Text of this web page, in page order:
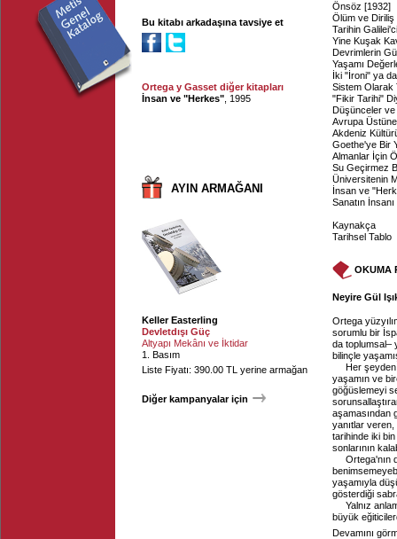
Bu kitabı arkadaşına tavsiye et
Ortega y Gasset diğer kitapları
İnsan ve "Herkes" , 1995
AYIN ARMAĞANI
Keller Easterling
Devletdışı Güç
Altyapı Mekânı ve İktidar
1. Basım
Liste Fiyatı: 390.00 TL yerine armağan
Diğer kampanyalar için
Önsöz [1932]
Ölüm ve Diriliş
Tarihin
Yine Kuşak
Devrimlerin
Yaşamı
İki "İroni" ya
Sistem Olarak
"Fikir Tarihi"
Düşünceler ve
Avrupa
Akdeniz
Goethe'ye Bir
Almanlar İçin
Su Geçirmez
Üniversitenin
İnsan ve
Sanatın İnsanı
Kaynakça
Tarihsel Tablo
OKUMA
Neyire Gül
Ortega
sorumlu bir
da toplumsal–
bilinçle
Her şeyden
yaşamın ve
göğüslemeyi
aşamasından
yanıtlar
tarihinde iki
sonlarının
Ortega'nın
yaşamıyla
gösterdiği
Yalnız
büyük
Devamını